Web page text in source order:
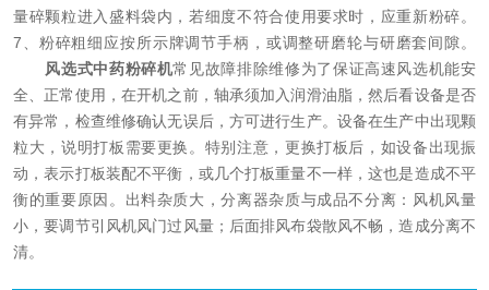
量碎颗粒进入盛料袋内，若细度不符合使用要求时，应重新粉碎。
7、粉碎粗细应按所示牌调节手柄，或调整研磨轮与研磨套间隙。
风选式中药粉碎机常见故障排除维修为了保证高速风选机能安
全、正常使用，在开机之前，轴承须加入润滑油脂，然后看设备是否
有异常，检查维修确认无误后，方可进行生产。设备在生产中出现颗
粒大，说明打板需要更换。特别注意，更换打板后，如设备出现振
动，表示打板装配不平衡，或几个打板重量不一样，这也是造成不平
衡的重要原因。出料杂质大，分离器杂质与成品不分离：风机风量
小，要调节引风机风门过风量；后面排风布袋散风不畅，造成分离不
清。